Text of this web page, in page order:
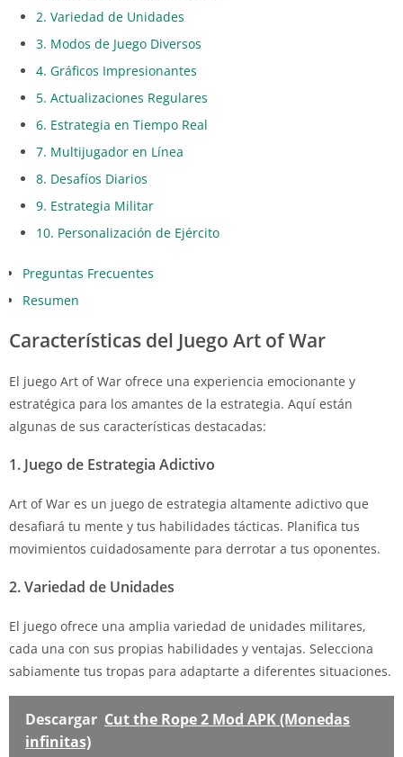
2. Variedad de Unidades
3. Modos de Juego Diversos
4. Gráficos Impresionantes
5. Actualizaciones Regulares
6. Estrategia en Tiempo Real
7. Multijugador en Línea
8. Desafíos Diarios
9. Estrategia Militar
10. Personalización de Ejército
Preguntas Frecuentes
Resumen
Características del Juego Art of War
El juego Art of War ofrece una experiencia emocionante y
estratégica para los amantes de la estrategia. Aquí están
algunas de sus características destacadas:
1. Juego de Estrategia Adictivo
Art of War es un juego de estrategia altamente adictivo que
desafiará tu mente y tus habilidades tácticas. Planifica tus
movimientos cuidadosamente para derrotar a tus oponentes.
2. Variedad de Unidades
El juego ofrece una amplia variedad de unidades militares,
cada una con sus propias habilidades y ventajas. Selecciona
sabiamente tus tropas para adaptarte a diferentes situaciones.
Descargar Cut the Rope 2 Mod APK (Monedas
infinitas)